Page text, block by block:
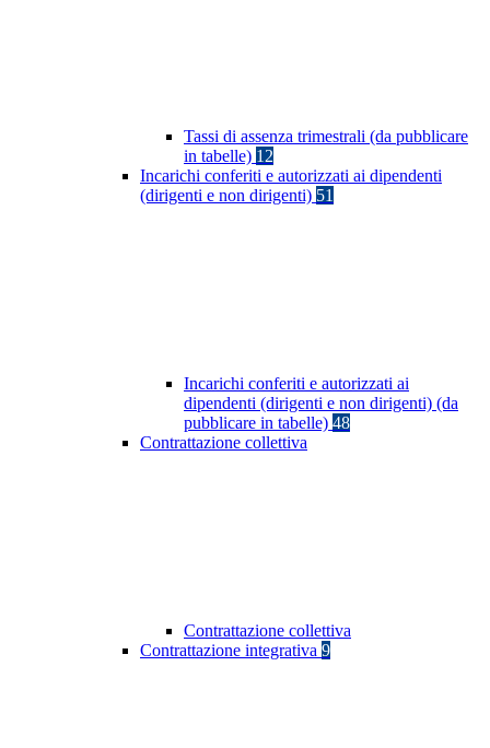
Tassi di assenza trimestrali (da pubblicare
in tabelle) 12
Incarichi conferiti e autorizzati ai dipendenti
(dirigenti e non dirigenti) 51
Incarichi conferiti e autorizzati ai
dipendenti (dirigenti e non dirigenti) (da
pubblicare in tabelle) 48
Contrattazione collettiva
Contrattazione collettiva
Contrattazione integrativa 9